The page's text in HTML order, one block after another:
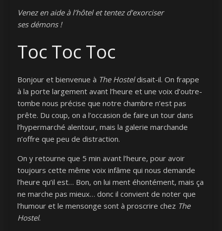
Venez en aide à l’hôtel et tentez d’exorciser
ses démons !
Toc Toc Toc
Bonjour et bienvenue à The Hosteldisait-il. On frappe
à la porte largement avant l’heure et une voix d’outre-
tombe nous précise que notre chambre n’est pas
prête. Du coup, on a l’occasion de faire un tour dans
l’hypermarché alentour, mais la galerie marchande
n’offre que peu de distraction.
On y retourne que 5 min avant l’heure, pour avoir
toujours cette même voix infâme qui nous demande
l’heure qu’il est… Bon, on lui ment éhontément, mais ça
ne marche pas mieux… donc il convient de noter que
l’humour et le mensonge sont à proscrire chez The
Hostel.